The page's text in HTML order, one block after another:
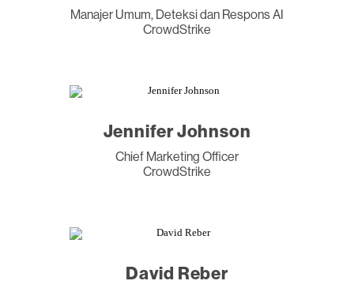
Manajer Umum, Deteksi dan Respons AI
CrowdStrike
Jennifer Johnson
Chief Marketing Officer
CrowdStrike
David Reber